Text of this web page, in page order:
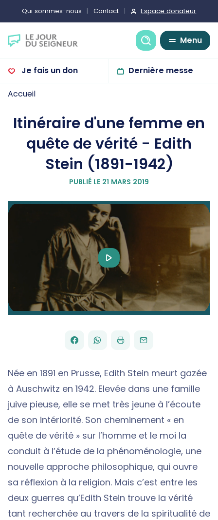
Qui sommes-nous Contact Espace donateur
Recherche
Menu
Je fais un don Dernière messe
Accueil
Itinéraire d'une femme en
quête de vérité - Edith
Stein (1891-1942)
PUBLIÉ LE 21 MARS 2019
Play
Video
PARTAGER
FACEBOOK
PARTAGER
WHATSAPP
IMPRIMERENVOYER
PAR
EMAIL
Née en 1891 en Prusse, Edith Stein meurt gazée
à Auschwitz en 1942. Elevée dans une famille
juive pieuse, elle se met très jeune à l’écoute
de son intériorité. Son cheminement « en
quête de vérité » sur l’homme et le moi la
conduit à l’étude de la phénoménologie, une
nouvelle approche philosophique, qui ouvre
sa réflexion à la religion. Mais c’est entre les
deux guerres qu’Edith Stein trouve la vérité
tant recherchée au travers de la spiritualité de